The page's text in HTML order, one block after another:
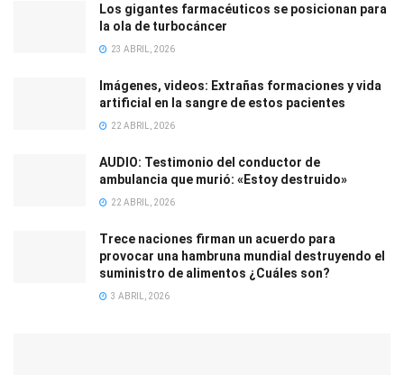
Los gigantes farmacéuticos se posicionan para
la ola de turbocáncer
23 ABRIL, 2026
Imágenes, videos: Extrañas formaciones y vida
artificial en la sangre de estos pacientes
22 ABRIL, 2026
AUDIO: Testimonio del conductor de
ambulancia que murió: «Estoy destruido»
22 ABRIL, 2026
Trece naciones firman un acuerdo para
provocar una hambruna mundial destruyendo el
suministro de alimentos ¿Cuáles son?
3 ABRIL, 2026